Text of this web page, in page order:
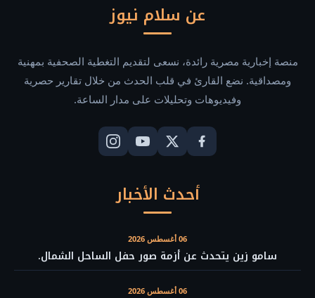
عن سلام نيوز
منصة إخبارية مصرية رائدة، نسعى لتقديم التغطية الصحفية بمهنية
ومصداقية. نضع القارئ في قلب الحدث من خلال تقارير حصرية
وفيديوهات وتحليلات على مدار الساعة.
أحدث الأخبار
06 أغسطس 2026
سامو زين يتحدث عن أزمة صور حفل الساحل الشمال.
06 أغسطس 2026